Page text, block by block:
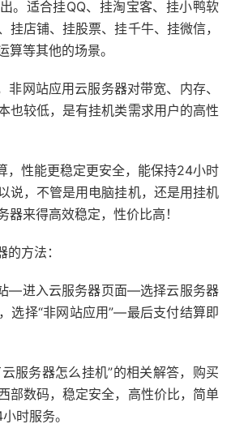
。适合挂QQ、挂淘宝客、挂小鸭软
挂店铺、挂股票、挂千牛、挂微信，
算等其他的场景。
非网站应用云服务器对带宽、内存、
也较低，是有挂机类需求用户的高性
，性能更稳定更安全，能保持24小时
说，不管是用电脑挂机，还是用挂机
器来得高效稳定，性价比高！
方法：
—进入云服务器页面—选择云服务器
选择“非网站应用”—最后支付结算即
服务器怎么挂机”的相关解答，购买
部数码，稳定安全，高性价比，简单
时服务。